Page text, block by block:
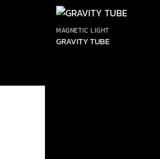
MAGNETIC LIGHT
GRAVITY TUBE